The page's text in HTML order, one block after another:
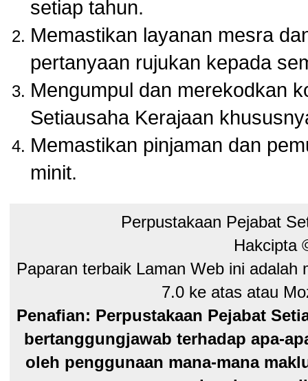
setiap tahun.
Memastikan layanan mesra
pertanyaan rujukan kepada
Mengumpul dan merekodkan
Setiausaha Kerajaan
Memastikan pinjaman dan
minit.
Perpustakaan Pejabat
Hakcipta
Paparan terbaik Laman Web ini
7.0 ke atas atau
Penafian: Perpustakaan Pejabat
bertanggungjawab terhadap apa-
oleh penggunaan mana-mana